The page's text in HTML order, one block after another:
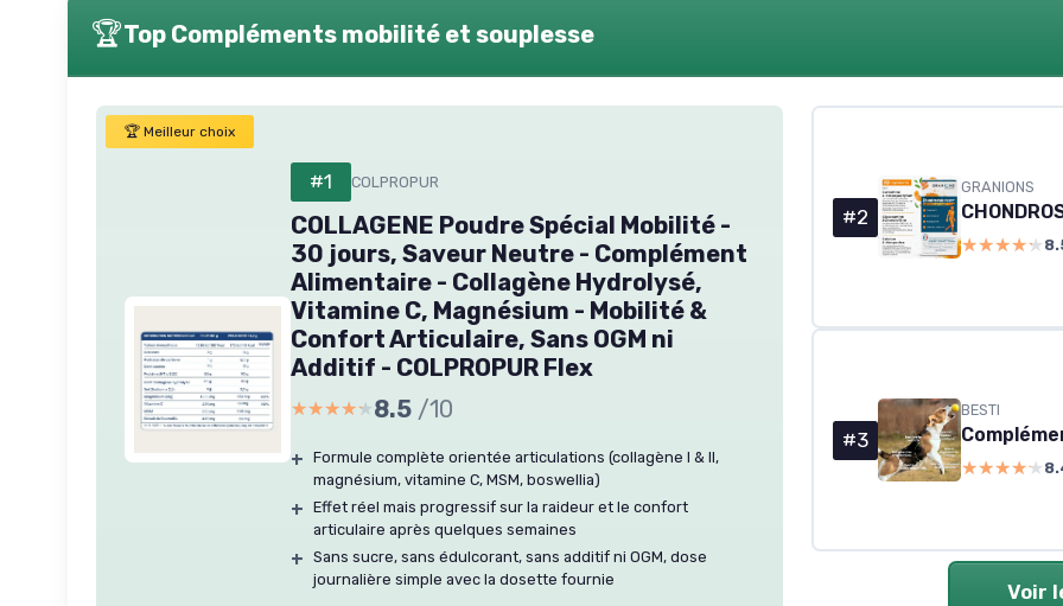
🏆Top Compléments mobilité et souplesse
🏆 Meilleur choix
#1 COLPROPUR
COLLAGENE Poudre Spécial Mobilité -
30 jours, Saveur Neutre - Complément
Alimentaire - Collagène Hydrolysé,
Vitamine C, Magnésium - Mobilité &
Confort Articulaire, Sans OGM ni
Additif - COLPROPUR Flex
★★★★★
★★★★★8.5 /10
+ Formule complète orientée articulations (collagène I & II,
magnésium, vitamine C, MSM, boswellia)
+ Effet réel mais progressif sur la raideur et le confort
articulaire après quelques semaines
+ Sans sucre, sans édulcorant, sans additif ni OGM, dose
journalière simple avec la dosette fournie
#2
GRANIONS
★★★★★
★★★★★
#3
BESTI
★★★★★
★★★★★
Voir